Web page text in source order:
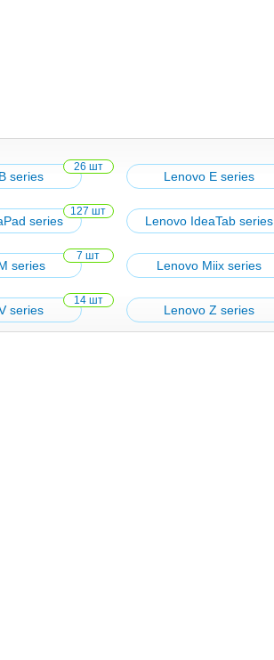
series
26 шт
Lenovo E series
series
127 шт
Lenovo IdeaTab series
series
7 шт
Lenovo Miix series
series
14 шт
Lenovo Z series